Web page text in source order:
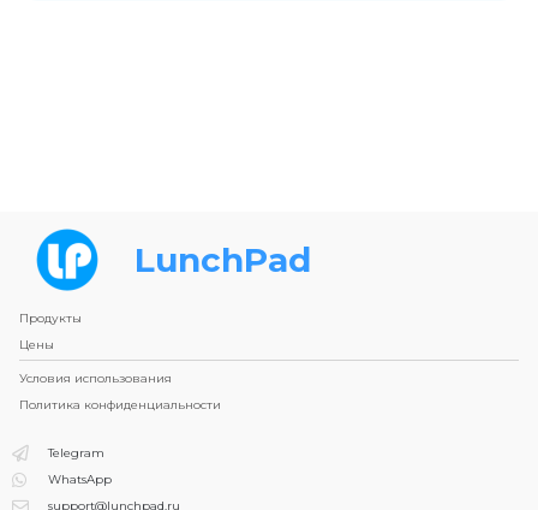
LunchPad
Продукты
Цены
Условия использования
Политика конфиденциальности
Telegram
WhatsApp
support@lunchpad.ru